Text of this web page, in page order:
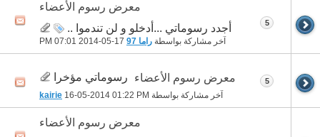
معرض رسوم الأعضاء
أجدد رسوماتي ...أدخلو و لن تندموا ..
آخر مشاركة بواسطة راما 97 07:01 PM
5
معرض رسوم الأعضاء رسوماتي مؤخرا
آخر مشاركة بواسطة kairie 16-05-2014 01:22 PM
5
معرض رسوم الأعضاء